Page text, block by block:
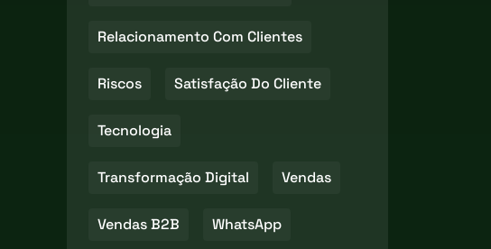
Relacionamento Com Clientes
Riscos Satisfação Do Cliente
Tecnologia
Transformação Digital Vendas
Vendas B2B WhatsApp